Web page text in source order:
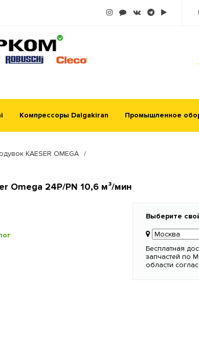
Компрессоры Dalgakiran Промышленное
KAESER OMEGA /
Omega 24P/PN 10,6 м³/мин
Выберите
Бесплатная
запчастей по
области